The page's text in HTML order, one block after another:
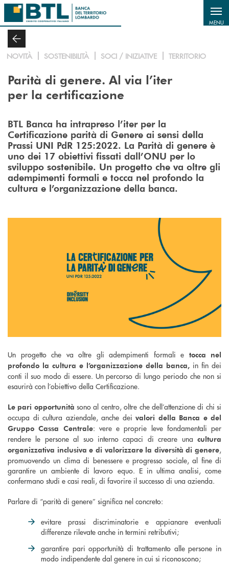
Salta al contenuto principale
MENU
NOVITÀ SOSTENIBILITÀ SOCI / INIZIATIVE TERRITORIO
Parità di genere. Al via l’iter
per la certificazione
BTL Banca ha intrapreso l’iter per la
Certificazione parità di Genere ai sensi della
Prassi UNI PdR 125:2022. La Parità di genere è
uno dei 17 obiettivi fissati dall’ONU per lo
sviluppo sostenibile. Un progetto che va oltre gli
adempimenti formali e tocca nel profondo la
cultura e l’organizzazione della banca.
Un progetto che va oltre gli adempimenti formali e tocca nel
profondo la cultura e l’organizzazione della banca, in fin dei
conti il suo modo di essere. Un percorso di lungo periodo che non si
esaurirà con l’obiettivo della Certificazione.
Le pari opportunità sono al centro, oltre che dell’attenzione di chi si
occupa di cultura aziendale, anche dei valori della Banca e del
Gruppo Cassa Centrale: vere e proprie leve fondamentali per
rendere le persone al suo interno capaci di creare una cultura
organizzativa inclusiva e di valorizzare la diversità di genere,
promuovendo un clima di benessere e progresso sociale, al fine di
garantire un ambiente di lavoro equo. E in ultima analisi, come
confermano studi e casi reali, di favorire il successo di una azienda.
Parlare di “parità di genere” significa nel concreto:
evitare prassi discriminatorie e appianare eventuali
differenze rilevate anche in termini retributivi;
garantire pari opportunità di trattamento alle persone in
modo indipendente dal genere in cui si riconoscono;